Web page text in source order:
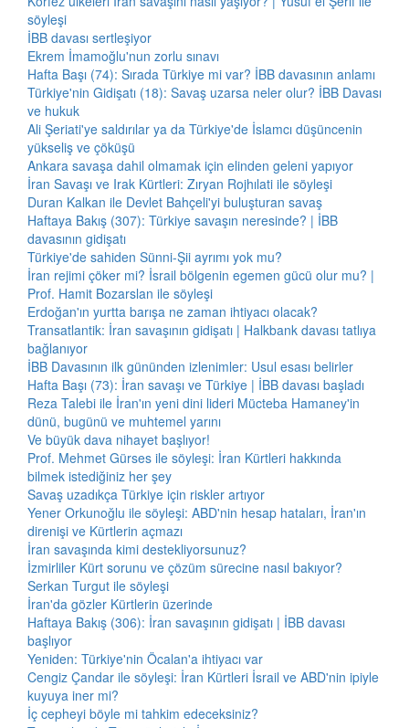
söyleşi
İBB davası sertleşiyor
Ekrem İmamoğlu'nun zorlu sınavı
Hafta Başı (74): Sırada Türkiye mi var? İBB davasının anlamı
Türkiye'nin Gidişatı (18): Savaş uzarsa neler olur? İBB Davası
ve hukuk
Ali Şeriati'ye saldırılar ya da Türkiye'de İslamcı düşüncenin
yükseliş ve çöküşü
Ankara savaşa dahil olmamak için elinden geleni yapıyor
İran Savaşı ve Irak Kürtleri: Zıryan Rojhılati ile söyleşi
Duran Kalkan ile Devlet Bahçeli'yi buluşturan savaş
Haftaya Bakış (307): Türkiye savaşın neresinde? | İBB
davasının gidişatı
Türkiye'de sahiden Sünni-Şii ayrımı yok mu?
İran rejimi çöker mi? İsrail bölgenin egemen gücü olur mu? |
Prof. Hamit Bozarslan ile söyleşi
Erdoğan'ın yurtta barışa ne zaman ihtiyacı olacak?
Transatlantik: İran savaşının gidişatı | Halkbank davası tatlıya
bağlanıyor
İBB Davasının ilk gününden izlenimler: Usul esası belirler
Hafta Başı (73): İran savaşı ve Türkiye | İBB davası başladı
Reza Talebi ile İran'ın yeni dini lideri Mücteba Hamaney'in
dünü, bugünü ve muhtemel yarını
Ve büyük dava nihayet başlıyor!
Prof. Mehmet Gürses ile söyleşi: İran Kürtleri hakkında
bilmek istediğiniz her şey
Savaş uzadıkça Türkiye için riskler artıyor
Yener Orkunoğlu ile söyleşi: ABD'nin hesap hataları, İran'ın
direnişi ve Kürtlerin açmazı
İran savaşında kimi destekliyorsunuz?
İzmirliler Kürt sorunu ve çözüm sürecine nasıl bakıyor?
Serkan Turgut ile söyleşi
İran'da gözler Kürtlerin üzerinde
Haftaya Bakış (306): İran savaşının gidişatı | İBB davası
başlıyor
Yeniden: Türkiye'nin Öcalan'a ihtiyacı var
Cengiz Çandar ile söyleşi: İran Kürtleri İsrail ve ABD'nin ipiyle
kuyuya iner mi?
İç cepheyi böyle mi tahkim edeceksiniz?